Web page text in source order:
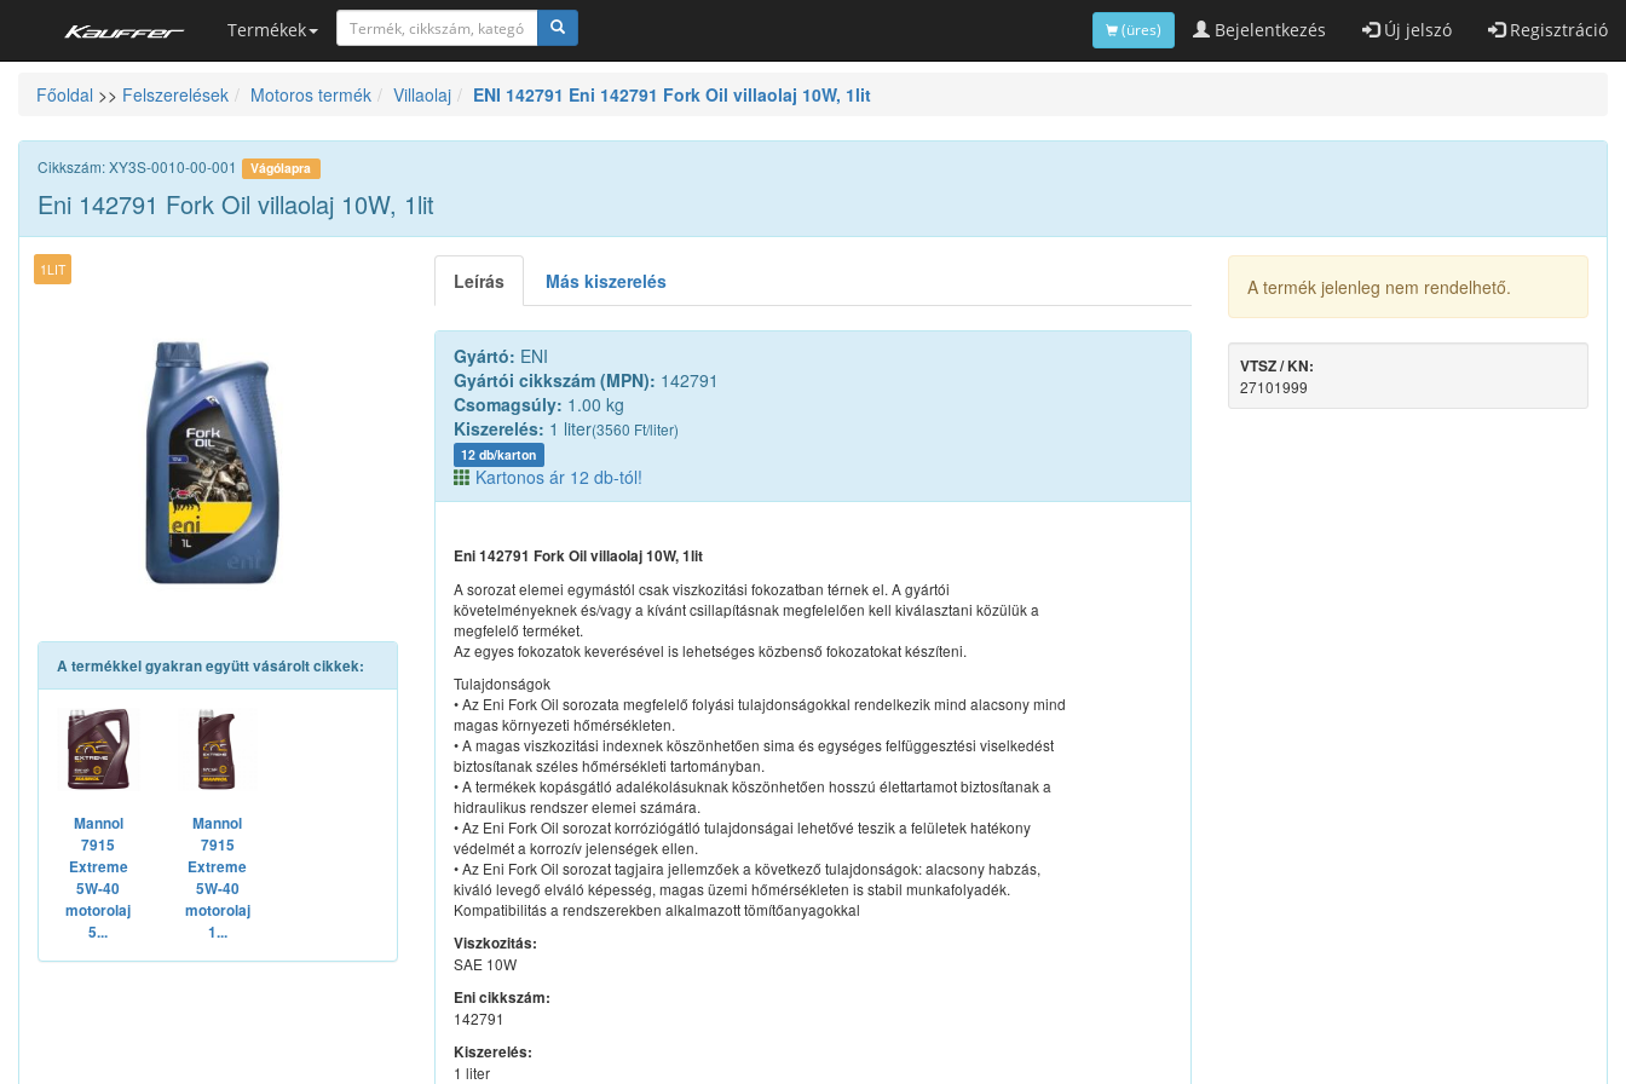
Termékek Bejelentkezés Új jelszó Regisztráció
(üres)
Szerszámkatalógus
Kosár
Alkatrészek
Főoldal >> Felszerelések Motoros termék Villaolaj ENI 142791 Eni 142791 Fork Oil villaolaj 10W, 1lit
Cikkszám: XY3S-0010-00-001 Vágólapra
Eni 142791 Fork Oil villaolaj 10W, 1lit
1LIT
A termékkel gyakran együtt vásárolt cikkek:
Mannol
7915
Extreme
5W-40
motorolaj
5...
Mannol
7915
Extreme
5W-40
motorolaj
1...
Leírás Más kiszerelés
Gyártó: ENI
Gyártói cikkszám (MPN): 142791
Csomagsúly: 1.00 kg
Kiszerelés: 1 liter(3560 Ft/liter)
12 db/karton
Kartonos ár 12 db-tól!
Eni 142791 Fork Oil villaolaj 10W, 1lit
A sorozat elemei egymástól csak viszkozitási fokozatban térnek el. A gyártói
követelményeknek és/vagy a kívánt csillapításnak megfelelően kell kiválasztani közülük a
megfelelő terméket.
Az egyes fokozatok keverésével is lehetséges közbenső fokozatokat készíteni.
Tulajdonságok
• Az Eni Fork Oil sorozata megfelelő folyási tulajdonságokkal rendelkezik mind alacsony mind
magas környezeti hőmérsékleten.
• A magas viszkozitási indexnek köszönhetően sima és egységes felfüggesztési viselkedést
biztosítanak széles hőmérsékleti tartományban.
• A termékek kopásgátló adalékolásuknak köszönhetően hosszú élettartamot biztosítanak a
hidraulikus rendszer elemei számára.
• Az Eni Fork Oil sorozat korróziógátló tulajdonságai lehetővé teszik a felületek hatékony
védelmét a korrozív jelenségek ellen.
• Az Eni Fork Oil sorozat tagjaira jellemzőek a következő tulajdonságok: alacsony habzás,
kiváló levegő elváló képesség, magas üzemi hőmérsékleten is stabil munkafolyadék.
Kompatibilitás a rendszerekben alkalmazott tömítőanyagokkal
Viszkozitás:
SAE 10W
Eni cikkszám:
142791
Kiszerelés:
1 liter
A termék jelenleg nem rendelhető.
VTSZ / KN:
27101999